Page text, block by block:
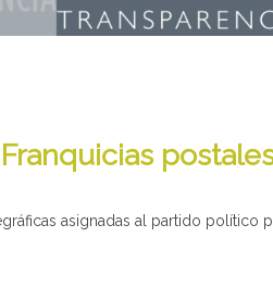
asignadas al partido político